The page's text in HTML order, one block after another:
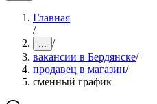
Главная
/
... /
вакансии в Бердянске/
продавец в магазин/
сменный график